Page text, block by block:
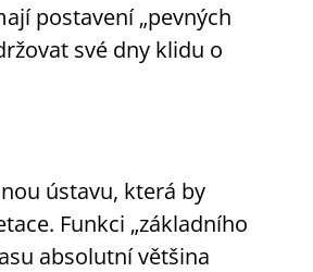
postavení „pevných
své dny klidu o
ústavu, která by
Funkci „základního
absolutní většina